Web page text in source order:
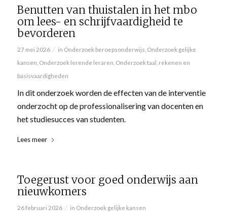
Benutten van thuistalen in het mbo
om lees- en schrijfvaardigheid te
bevorderen
27 mei 2026 / in Onderzoek beroepsonderwijs Onderzoek gelijke
kansen Onderzoek lerende leraren Onderzoek taal, rekenen en
basisvaardigheden
In dit onderzoek worden de effecten van de interventie
onderzocht op de professionalisering van docenten en
het studiesucces van studenten.
Lees meer
Toegerust voor goed onderwijs aan
nieuwkomers
26 februari 2026 / in Onderzoek gelijke kansen